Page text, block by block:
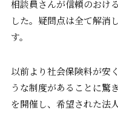
相談員さんが信頼のおけ
した。疑問点は全て解消
す。
以前より社会保険料が安
うな制度があることに驚
を開催し、希望された法